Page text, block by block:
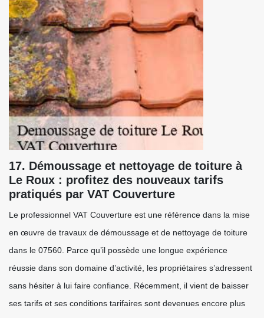
17. Démoussage et nettoyage de toiture à
Le Roux : profitez des nouveaux tarifs
pratiqués par VAT Couverture
Le professionnel VAT Couverture est une référence dans la mise
en œuvre de travaux de démoussage et de nettoyage de toiture
dans le 07560. Parce qu’il possède une longue expérience
réussie dans son domaine d’activité, les propriétaires s’adressent
sans hésiter à lui faire confiance. Récemment, il vient de baisser
ses tarifs et ses conditions tarifaires sont devenues encore plus